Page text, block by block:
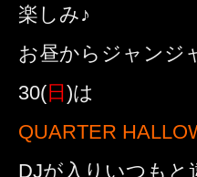
楽しみ♪
お昼からジャンジ
30(日)は
QUARTER
DJが入りいつもと